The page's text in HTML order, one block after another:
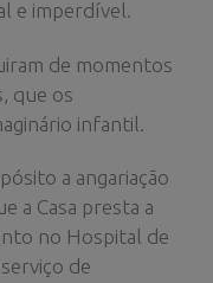
e imperdível.
de momentos
que os
infantil.
a angariação
a Casa presta a
no Hospital de
de